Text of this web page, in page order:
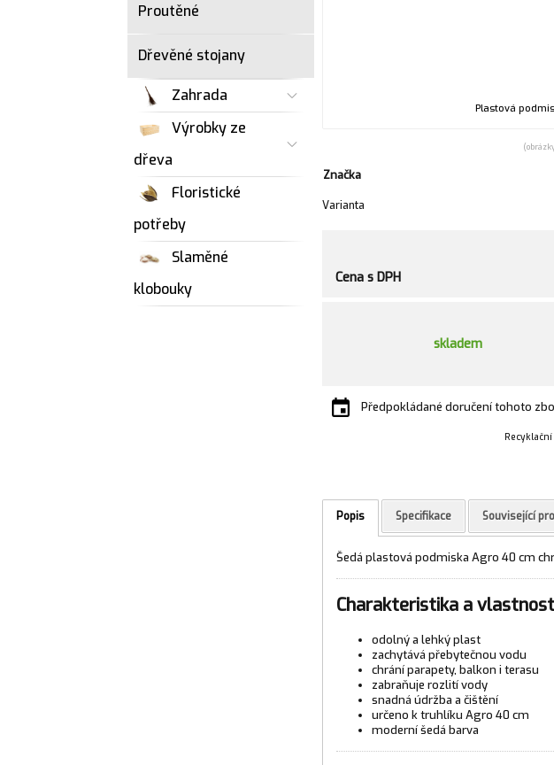
Proutěné
Dřevěné stojany
Zahrada
Výrobky ze
dřeva
Floristické
potřeby
Slaměné
klobouky
Plastová
Značka
Varianta
Cena s DPH
skladem
Předpokládané doručení tohoto
Popis Specifikace Související
Šedá plastová podmiska Agro 40 cm
Charakteristika a
odolný a lehký plast
zachytává přebytečnou vodu
chrání parapety, balkon i terasu
zabraňuje rozlití vody
snadná údržba a čištění
určeno k truhlíku Agro 40 cm
moderní šedá barva